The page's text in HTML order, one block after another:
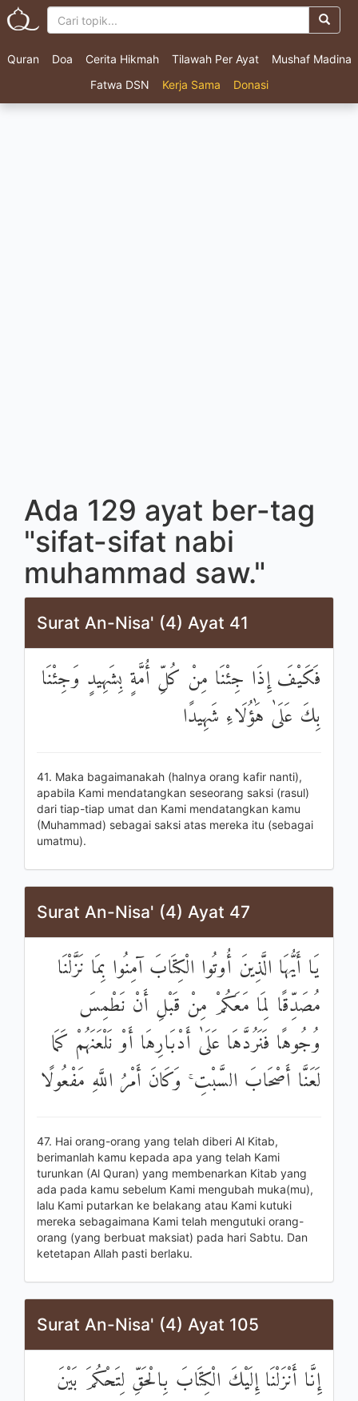
Quran Doa Cerita Hikmah Tilawah Per Ayat
Mushaf Madina
Fatwa DSN
Kerja Sama Donasi
Ada 129 ayat ber-tag
"sifat-sifat nabi
muhammad saw."
Surat An-Nisa' (4) Ayat 41
فَكَيْفَ إِذَا جِئْنَا مِنْ كُلِّ أُمَّةٍ بِشَهِيدٍ وَجِئْنَا
بِكَ عَلَىٰ هَٰؤُلَاءِ شَهِيدًا
41. Maka bagaimanakah (halnya orang kafir nanti),
apabila Kami mendatangkan seseorang saksi (rasul)
dari tiap-tiap umat dan Kami mendatangkan kamu
(Muhammad) sebagai saksi atas mereka itu (sebagai
umatmu).
Surat An-Nisa' (4) Ayat 47
يَا أَيُّهَا الَّذِينَ أُوتُوا الْكِتَابَ آمِنُوا بِمَا نَزَّلْنَا
مُصَدِّقًا لِمَا مَعَكُمْ مِنْ قَبْلِ أَنْ نَطْمِسَ
وُجُوهًا فَنَرُدَّهَا عَلَىٰ أَدْبَارِهَا أَوْ نَلْعَنَهُمْ كَمَا
لَعَنَّا أَصْحَابَ السَّبْتِ ۚ وَكَانَ أَمْرُ اللَّهِ مَفْعُولًا
47. Hai orang-orang yang telah diberi Al Kitab,
berimanlah kamu kepada apa yang telah Kami
turunkan (Al Quran) yang membenarkan Kitab yang
ada pada kamu sebelum Kami mengubah muka(mu),
lalu Kami putarkan ke belakang atau Kami kutuki
mereka sebagaimana Kami telah mengutuki orang-
orang (yang berbuat maksiat) pada hari Sabtu. Dan
ketetapan Allah pasti berlaku.
Surat An-Nisa' (4) Ayat 105
إِنَّا أَنْزَلْنَا إِلَيْكَ الْكِتَابَ بِالْحَقِّ لِتَحْكُمَ بَيْنَ